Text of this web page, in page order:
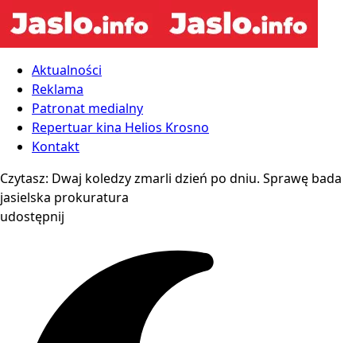
Aktualności
Reklama
Patronat medialny
Repertuar kina Helios Krosno
Kontakt
Czytasz: Dwaj koledzy zmarli dzień po dniu. Sprawę bada
jasielska prokuratura
udostępnij